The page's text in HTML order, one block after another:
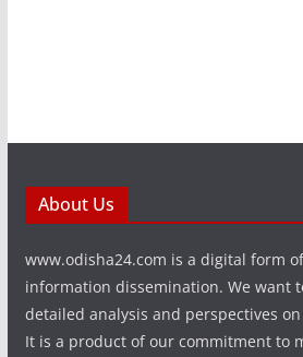
About Us
www.odisha24.com is a digital form
information dissemination. We want
detailed analysis and perspectives
It is a product of our commitment to